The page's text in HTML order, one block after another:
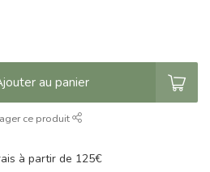
au panier
ce produit
à partir de 125€